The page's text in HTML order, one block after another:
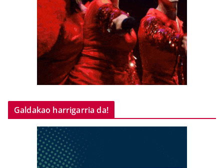
Galdakao harrigarria da!